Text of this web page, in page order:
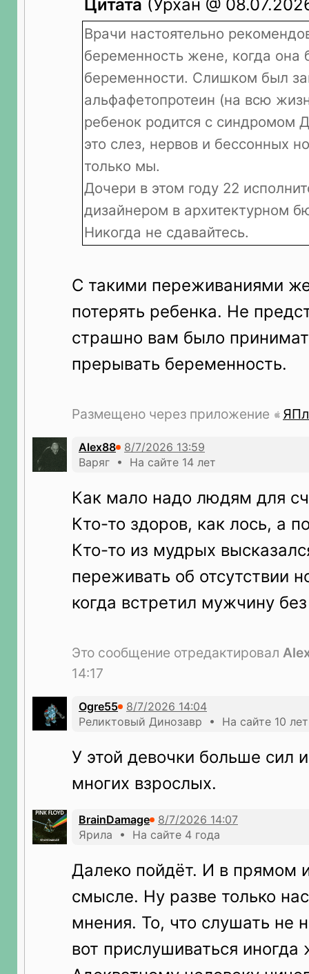
Цитата (Урхан @
Врачи настоятельно
беременность жене, когда
беременности. Слишком был
альфафетопротеин (на всю
ребенок родится с синдромом
это слез, нервов и бессонных
только мы.
Дочери в этом году 22
дизайнером в архитектурном
Никогда не сдавайтесь.
С такими переживаниями
потерять ребенка. Не
страшно вам было
прерывать беременность.
Размещено через приложение
Alex88
Варяг • На сайте 14 лет
Как мало надо людям для
Кто-то здоров, как лось, а
Кто-то из мудрых
переживать об отсутствии
когда встретил мужчину без
Это сообщение отредактировал
14:17
Ogre55
Реликтовый Динозавр • На сайте 10 лет
У этой девочки больше сил
многих взрослых.
BrainDamage
Ярила • На сайте 4 года
Далеко пойдёт. И в прямом
смысле. Ну разве только
мнения. То, что слушать не
вот прислушиваться иногда